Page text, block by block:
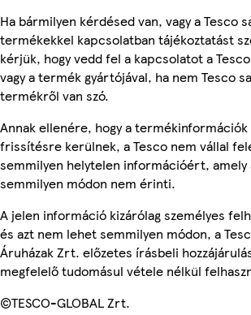
Ha bármilyen kérdésed van, vagy a Tesco
termékekkel kapcsolatban tájékoztatást
kérjük, hogy vedd fel a kapcsolatot a
vagy a termék gyártójával, ha nem Tesco
termékről van szó.
Annak ellenére, hogy a
frissítésre kerülnek, a Tesco nem vállal
semmilyen helytelen információért, amely
semmilyen módon nem érinti.
A jelen információ kizárólag személyes
és azt nem lehet semmilyen módon, a
Áruházak Zrt. előzetes írásbeli
megfelelő tudomásul vétele nélkül
©TESCO-GLOBAL Zrt.